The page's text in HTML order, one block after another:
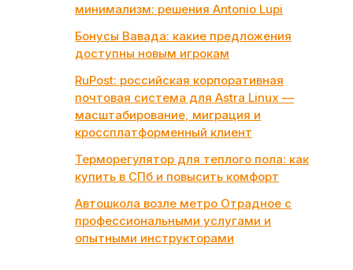
минимализм: решения Antonio Lupi
Бонусы Вавада: какие предложения
доступны новым игрокам
RuPost: российская корпоративная
почтовая система для Astra Linux —
масштабирование, миграция и
кроссплатформенный клиент
Терморегулятор для теплого пола: как
купить в СПб и повысить комфорт
Автошкола возле метро Отрадное с
профессиональными услугами и
опытными инструкторами